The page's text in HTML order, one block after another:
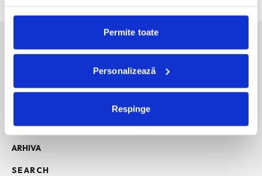
Permite toate
Personalizează
Respinge
SOCIAL MEDIA
INFO + TERMENI SI CONDITII
ARHIVA
SEARCH